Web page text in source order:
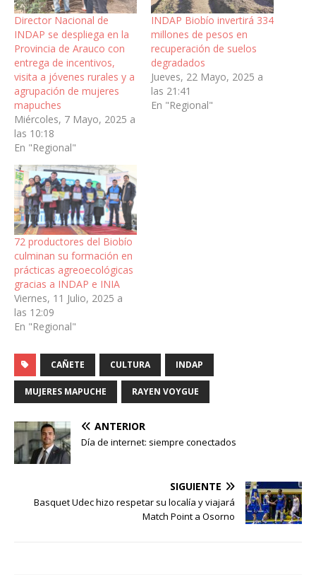
Director Nacional de
INDAP se despliega en la
Provincia de Arauco con
entrega de incentivos,
visita a jóvenes rurales y a
agrupación de mujeres
mapuches
Miércoles, 7 Mayo, 2025 a
las 10:18
En "Regional"
INDAP Biobío invertirá 334
millones de pesos en
recuperación de suelos
degradados
Jueves, 22 Mayo, 2025 a
las 21:41
En "Regional"
72 productores del Biobío
culminan su formación en
prácticas agreoecológicas
gracias a INDAP e INIA
Viernes, 11 Julio, 2025 a
las 12:09
En "Regional"
CAÑETE CULTURA INDAP
MUJERES MAPUCHE RAYEN VOYGUE
ANTERIOR
Día de internet: siempre conectados
SIGUIENTE
Basquet Udec hizo respetar su localía y viajará
Match Point a Osorno